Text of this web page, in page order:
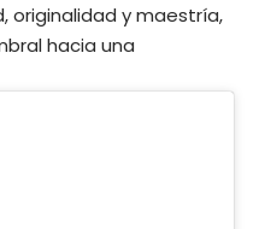
originalidad y maestría,
hacia una